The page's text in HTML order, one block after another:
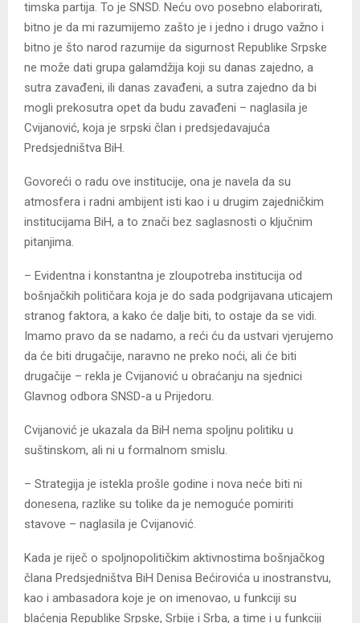
timska partija. To je SNSD. Neću ovo posebno elaborirati,
bitno je da mi razumijemo zašto je i jedno i drugo važno i
bitno je što narod razumije da sigurnost Republike Srpske
ne može dati grupa galamdžija koji su danas zajedno, a
sutra zavađeni, ili danas zavađeni, a sutra zajedno da bi
mogli prekosutra opet da budu zavađeni – naglasila je
Cvijanović, koja je srpski član i predsjedavajuća
Predsjedništva BiH.
Govoreći o radu ove institucije, ona je navela da su
atmosfera i radni ambijent isti kao i u drugim zajedničkim
institucijama BiH, a to znači bez saglasnosti o ključnim
pitanjima.
– Evidentna i konstantna je zloupotreba institucija od
bošnjačkih političara koja je do sada podgrijavana uticajem
stranog faktora, a kako će dalje biti, to ostaje da se vidi.
Imamo pravo da se nadamo, a reći ću da ustvari vjerujemo
da će biti drugačije, naravno ne preko noći, ali će biti
drugačije – rekla je Cvijanović u obraćanju na sjednici
Glavnog odbora SNSD-a u Prijedoru.
Cvijanović je ukazala da BiH nema spoljnu politiku u
suštinskom, ali ni u formalnom smislu.
– Strategija je istekla prošle godine i nova neće biti ni
donesena, razlike su tolike da je nemoguće pomiriti
stavove – naglasila je Cvijanović.
Kada je riječ o spoljnopolitičkim aktivnostima bošnjačkog
člana Predsjedništva BiH Denisa Bećirovića u inostranstvu,
kao i ambasadora koje je on imenovao, u funkciji su
blaćenja Republike Srpske, Srbije i Srba, a time i u funkciji